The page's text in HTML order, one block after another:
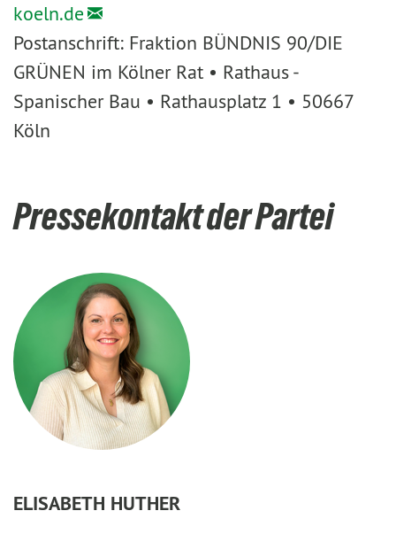
koeln.de
Postanschrift: Fraktion BÜNDNIS 90/DIE
GRÜNEN im Kölner Rat • Rathaus -
Spanischer Bau • Rathausplatz 1 • 50667
Köln
Pressekontakt der Partei
ELISABETH HUTHER